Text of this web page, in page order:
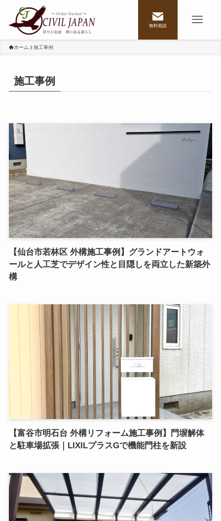
無料相談
ホーム 施工事例
施工事例
【仙台市若林区 外構施工事例】グランドアートウォ
ールと人工芝でデザイン性と目隠しを両立した新築外
構
【富谷市明石台 外構リフォーム施工事例】門塀解体
と駐車場拡張｜LIXILプラスGで機能門柱を新設